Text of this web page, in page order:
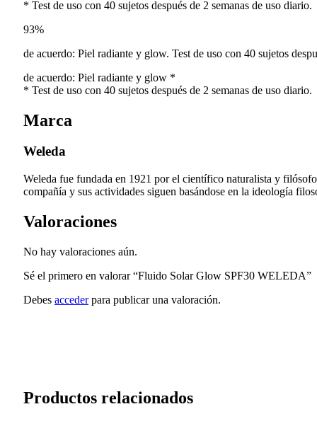
* Test de uso con 40 sujetos después de 2 semanas de uso diario.
93%
de acuerdo: Piel radiante y glow. Test de uso con 40 sujetos
de acuerdo: Piel radiante y glow *
* Test de uso con 40 sujetos después de 2 semanas de uso diario.
Marca
Weleda
Weleda fue fundada en 1921 por el científico naturalista y
compañía y sus actividades siguen basándose en la ideología
Valoraciones
No hay valoraciones aún.
Sé el primero en valorar “Fluido Solar Glow SPF30 WELEDA”
Debes accederpara publicar una valoración.
Productos relacionados